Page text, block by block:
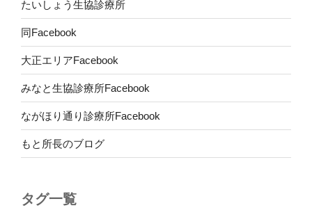
たいしょう生協診療所
同Facebook
大正エリアFacebook
みなと生協診療所Facebook
ながほり通り診療所Facebook
もと所長のブログ
タグ一覧